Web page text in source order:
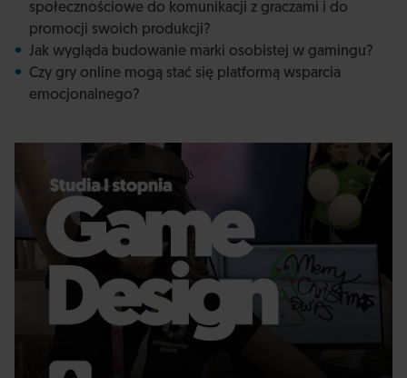
społecznościowe do komunikacji z graczami i do
promocji swoich produkcji?
Jak wygląda budowanie marki osobistej w gamingu?
Czy gry online mogą stać się platformą wsparcia
emocjonalnego?